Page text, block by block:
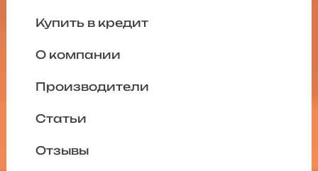
Купить в кредит
О компании
Производители
Статьи
Отзывы